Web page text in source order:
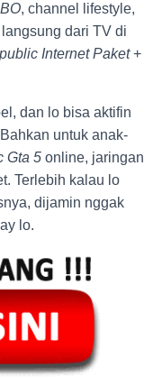
, channel lifestyle,
dari TV di
Internet Paket+
dan lo bisa aktifin
untuk anak-
Gta 5 online, jaringan
Terlebih kalau lo
dijamin nggak
lo.